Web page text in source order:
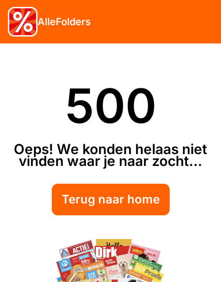
AlleFolders
500
Oeps! We konden helaas niet
vinden waar je naar zocht...
Terug naar home